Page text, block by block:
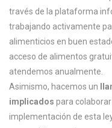
través de la plataforma
trabajando activamente
alimenticios en buen
acceso de alimentos
atendemos anualmente.
Asimismo, hacemos un
implicados para
implementación de esta